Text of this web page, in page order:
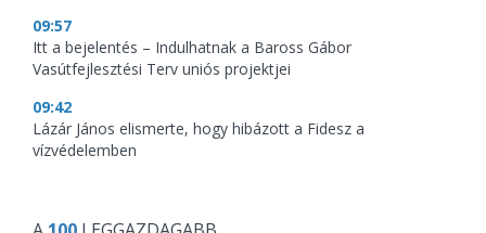
09:57
Itt a bejelentés – Indulhatnak a Baross Gábor
Vasútfejlesztési Terv uniós projektjei
09:42
Lázár János elismerte, hogy hibázott a Fidesz a
vízvédelemben